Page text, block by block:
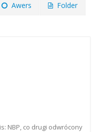
Awers Folder
NBP, co drugi odwrócony